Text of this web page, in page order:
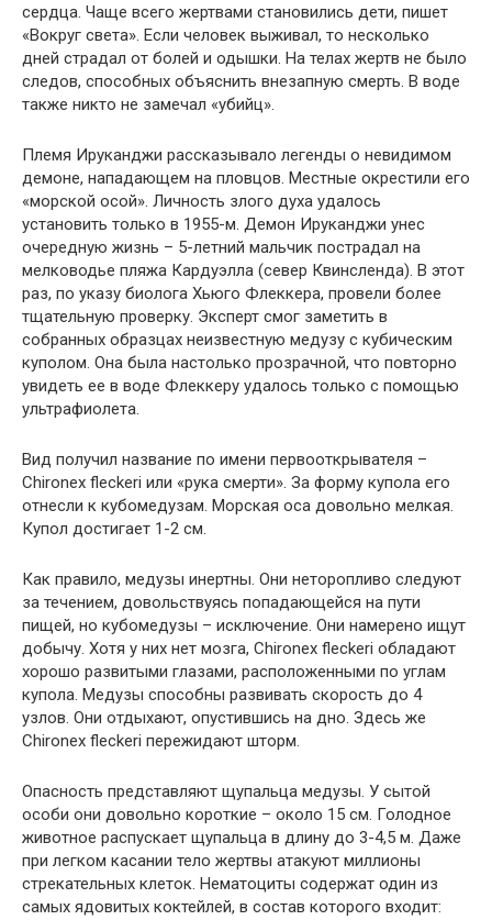
сердца. Чаще всего жертвами становились дети, пишет
«Вокруг света». Если человек выживал, то несколько
дней страдал от болей и одышки. На телах жертв не было
следов, способных объяснить внезапную смерть. В воде
также никто не замечал «убийц».
Племя Ируканджи рассказывало легенды о невидимом
демоне, нападающем на пловцов. Местные окрестили его
«морской осой». Личность злого духа удалось
установить только в 1955-м. Демон Ируканджи унес
очередную жизнь – 5-летний мальчик пострадал на
мелководье пляжа Кардуэлла (север Квинсленда). В этот
раз, по указу биолога Хьюго Флеккера, провели более
тщательную проверку. Эксперт смог заметить в
собранных образцах неизвестную медузу с кубическим
куполом. Она была настолько прозрачной, что повторно
увидеть ее в воде Флеккеру удалось только с помощью
ультрафиолета.
Вид получил название по имени первооткрывателя –
Chironex fleckeri или «рука смерти». За форму купола его
отнесли к кубомедузам. Морская оса довольно мелкая.
Купол достигает 1-2 см.
Как правило, медузы инертны. Они неторопливо следуют
за течением, довольствуясь попадающейся на пути
пищей, но кубомедузы – исключение. Они намерено ищут
добычу. Хотя у них нет мозга, Chironex fleckeri обладают
хорошо развитыми глазами, расположенными по углам
купола. Медузы способны развивать скорость до 4
узлов. Они отдыхают, опустившись на дно. Здесь же
Chironex fleckeri пережидают шторм.
Опасность представляют щупальца медузы. У сытой
особи они довольно короткие – около 15 см. Голодное
животное распускает щупальца в длину до 3-4,5 м. Даже
при легком касании тело жертвы атакуют миллионы
стрекательных клеток. Нематоциты содержат один из
самых ядовитых коктейлей, в состав которого входит: